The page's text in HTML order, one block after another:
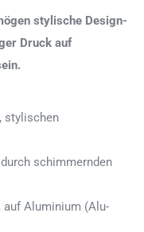
stylische Design-
Druck auf
stylischen
schimmernden
Aluminium (Alu-